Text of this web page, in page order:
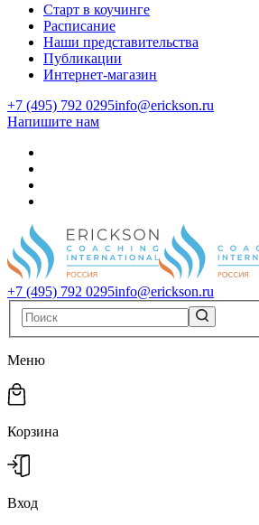
Старт в коучинге
Расписание
Наши представительства
Публикации
Интернет-магазин
+7 (495) 792 0295info@erickson.ru
Напишите нам
+7 (495) 792 0295info@erickson.ru
Меню
Корзина
Вход